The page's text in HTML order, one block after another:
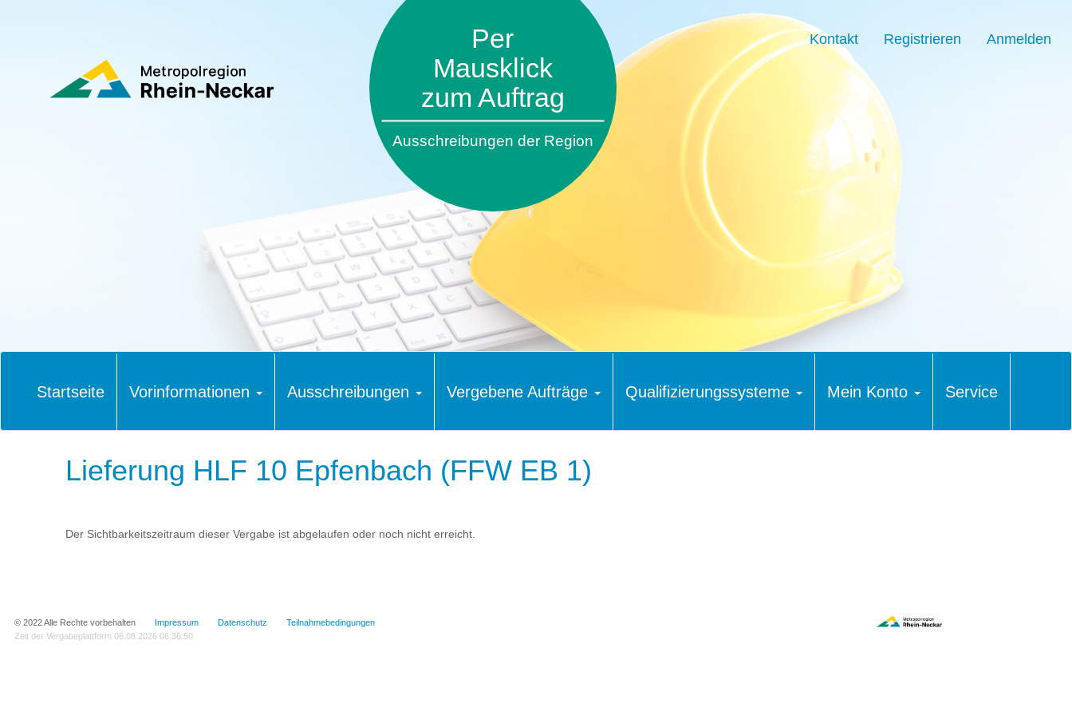
Per
Mausklick
zum Auftrag
Ausschreibungen der Region
Kontakt Registrieren Anmelden
Startseite Vorinformationen Ausschreibungen Vergebene Aufträge Qualifizierungssysteme Mein Konto Service
Lieferung HLF 10 Epfenbach (FFW EB 1)
Der Sichtbarkeitszeitraum dieser Vergabe ist abgelaufen oder noch nicht erreicht.
© 2022 Alle Rechte vorbehalten Impressum Datenschutz
Teilnahmebedingungen
Zeit der Vergabeplattform 06.08.2026 06:36:50